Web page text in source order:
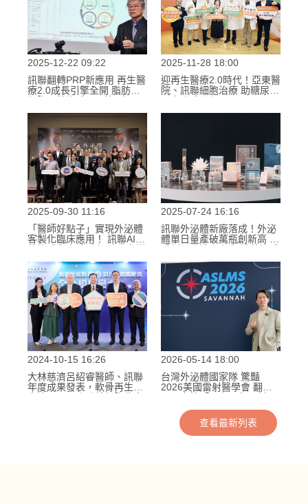
2025-12-22 09:22
訊聯翻轉PRP新應用 再生醫
療2.0成長引擎全開 脂肪幹
務助攻營運
2025-11-28 18:00
迎再生醫療2.0時代！亞東醫
院、訊聯細胞治療 助糖尿病
2025-09-30 11:16
「醫師好點子」實現外泌體
客製化臨床應用！ 訊聯AIx
外泌體國家隊
2025-07-24 16:16
訊聯外泌體新廠落成！外泌
體單日量產破萬瓶創新高 攜
護國群山
2024-10-15 16:26
大林慈濟呂紹睿醫師、訊聯
年度成果發表，軟骨再生率
2026-05-14 18:00
台灣外泌體國家隊 驚豔
2026美國雷射醫學會 翻轉
黑困擾 獲選寫入美國再生醫
學最新教科書查看最新列表